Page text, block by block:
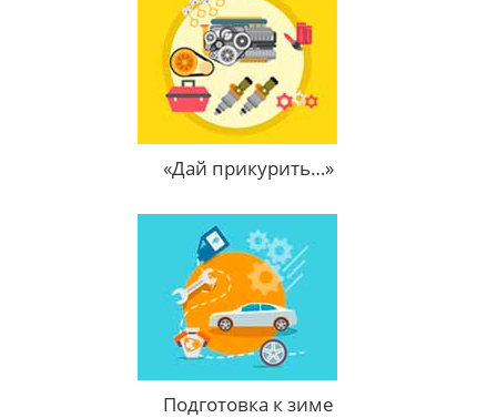
«Дай прикурить…»
Подготовка к зиме